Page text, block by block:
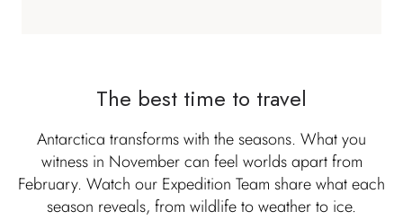
The best time to travel
Antarctica transforms with the seasons. What you
witness in November can feel worlds apart from
February. Watch our Expedition Team share what each
season reveals, from wildlife to weather to ice.